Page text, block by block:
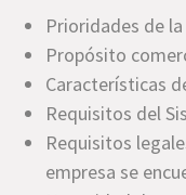
Prioridades de
Propósito
Características
Requisitos del
Requisitos
empresa se